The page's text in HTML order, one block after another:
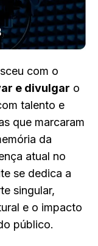
com o
e divulgar o
talento e
que marcaram
da
atual no
se dedica a
singular,
e o impacto
público.